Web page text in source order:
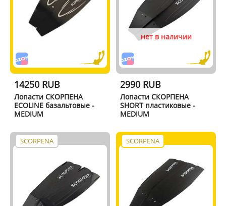
14250 RUB
Лопасти СКОРПЕНА
ECOLINE базальтовые -
MEDIUM
нет в наличии
2990 RUB
Лопасти СКОРПЕНА
SHORT пластиковые -
MEDIUM
SCORPENA SCORPENA